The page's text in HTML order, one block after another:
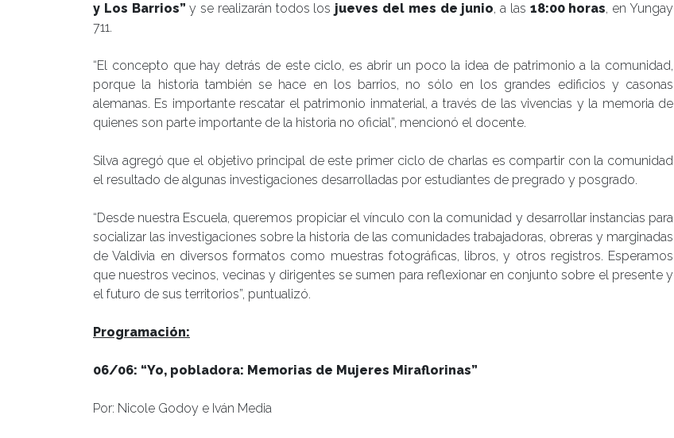
y Los Barrios” y se realizarán todos los jueves del mes de junio, a las 18:00 horas, en Yungay
711.
“El concepto que hay detrás de este ciclo, es abrir un poco la idea de patrimonio a la comunidad,
porque la historia también se hace en los barrios, no sólo en los grandes edificios y casonas
alemanas. Es importante rescatar el patrimonio inmaterial, a través de las vivencias y la memoria de
quienes son parte importante de la historia no oficial”, mencionó el docente.
Silva agregó que el objetivo principal de este primer ciclo de charlas es compartir con la comunidad
el resultado de algunas investigaciones desarrolladas por estudiantes de pregrado y posgrado.
“Desde nuestra Escuela, queremos propiciar el vínculo con la comunidad y desarrollar instancias para
socializar las investigaciones sobre la historia de las comunidades trabajadoras, obreras y marginadas
de Valdivia en diversos formatos como muestras fotográficas, libros, y otros registros. Esperamos
que nuestros vecinos, vecinas y dirigentes se sumen para reflexionar en conjunto sobre el presente y
el futuro de sus territorios”, puntualizó.
Programación:
06/06: “Yo, pobladora: Memorias de Mujeres Miraflorinas”
Por: Nicole Godoy e Iván Media